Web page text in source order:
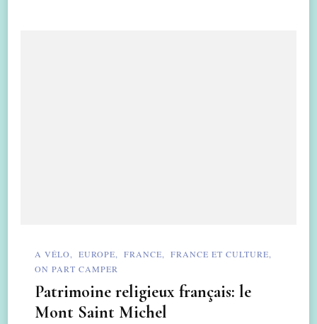
A VÉLO EUROPE FRANCE
FRANCE ET CULTURE
ON PART CAMPER
Patrimoine religieux français: le
Mont Saint Michel